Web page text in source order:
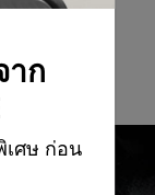
าก
ศษ ก่อน